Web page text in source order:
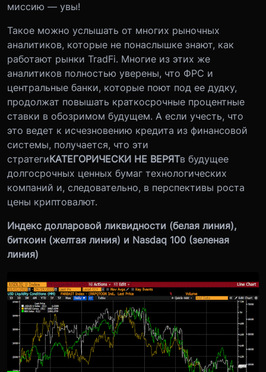
миссию — увы!
Такое можно услышать от многих рыночных
аналитиков, которые не понаслышке знают, как
работают рынки TradFi. Многие из этих же
аналитиков полностью уверены, что ФРС и
центральные банки, которые поют под ее дудку,
продолжат повышать краткосрочные процентные
ставки в обозримом будущем. А если учесть, что
это ведет к исчезновению кредита из финансовой
системы, получается, что эти
стратегиКАТЕГОРИЧЕСКИ НЕ ВЕРЯТв будущее
долгосрочных ценных бумаг технологических
компаний и, следовательно, в перспективы роста
цены криптовалют.
Индекс долларовой ликвидности (белая линия),
биткоин (желтая линия) и Nasdaq 100 (зеленая
линия)